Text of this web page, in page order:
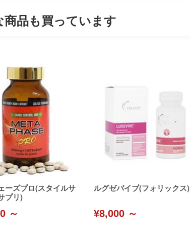
品も買っています
ーズプロ(スタイルサ
プリ)
～
ルグゼバイブ(フォリックス)
¥8,000 ～